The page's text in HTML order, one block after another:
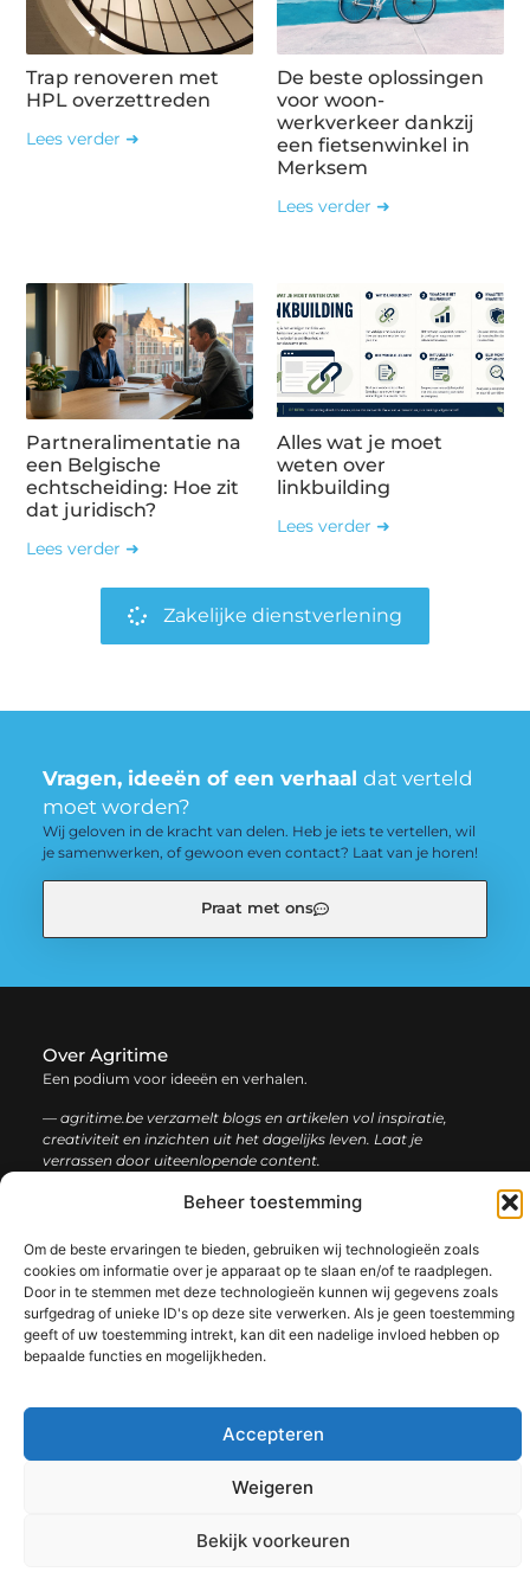
Beheer toestemming
Om de beste ervaringen te bieden, gebruiken wij technologieën zoals
cookies om informatie over je apparaat op te slaan en/of te raadplegen.
Door in te stemmen met deze technologieën kunnen wij gegevens zoals
surfgedrag of unieke ID's op deze site verwerken. Als je geen toestemming
geeft of uw toestemming intrekt, kan dit een nadelige invloed hebben op
bepaalde functies en mogelijkheden.
Accepteren
Weigeren
Bekijk voorkeuren
Trap renoveren met
HPL overzettreden
Lees verder ➜
De beste oplossingen
voor woon-
werkverkeer dankzij
een fietsenwinkel in
Merksem
Lees verder ➜
Partneralimentatie na
een Belgische
echtscheiding: Hoe zit
dat juridisch?
Lees verder ➜
Alles wat je moet
weten over
linkbuilding
Lees verder ➜
Zakelijke dienstverlening
Vragen, ideeën of een verhaal dat verteld
moet worden?
Wij geloven in de kracht van delen. Heb je iets te vertellen, wil
je samenwerken, of gewoon even contact? Laat van je horen!
Praat met ons
Over Agritime
Een podium voor ideeën en verhalen.
— agritime.be verzamelt blogs en artikelen vol inspiratie,
creativiteit en inzichten uit het dagelijks leven. Laat je
verrassen door uiteenlopende content.
informatie